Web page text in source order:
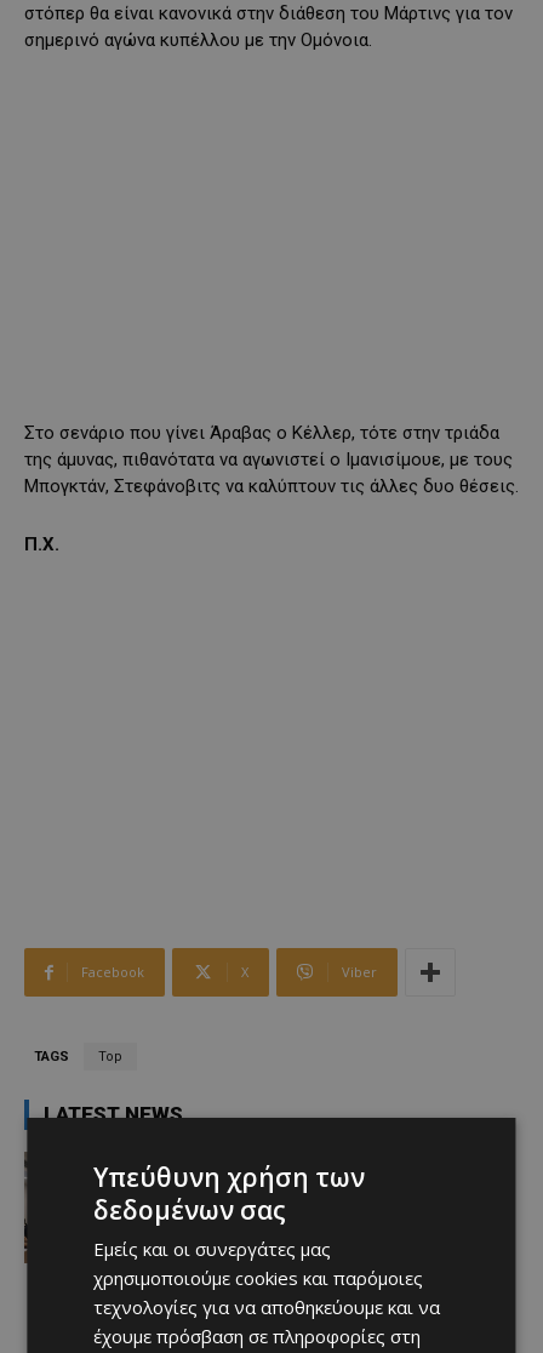
στόπερ θα είναι κανονικά στην διάθεση του Μάρτινς για τον
σημερινό αγώνα κυπέλλου με την Ομόνοια.
Στο σενάριο που γίνει Άραβας ο Κέλλερ, τότε στην τριάδα
της άμυνας, πιθανότατα να αγωνιστεί ο Ιμανισίμουε, με τους
Μπογκτάν, Στεφάνοβιτς να καλύπτουν τις άλλες δυο θέσεις.
Π.Χ.
Facebook X Viber
TAGS Top
LATEST NEWS
Πότε θα διεξαχθεί το Super Cup –
Όλες οι πληροφορίες
10/08/2026
Υπεύθυνη χρήση των
δεδομένων σας
Εμείς και οι συνεργάτες μας
χρησιμοποιούμε cookies και παρόμοιες
τεχνολογίες για να αποθηκεύουμε και να
έχουμε πρόσβαση σε πληροφορίες στη